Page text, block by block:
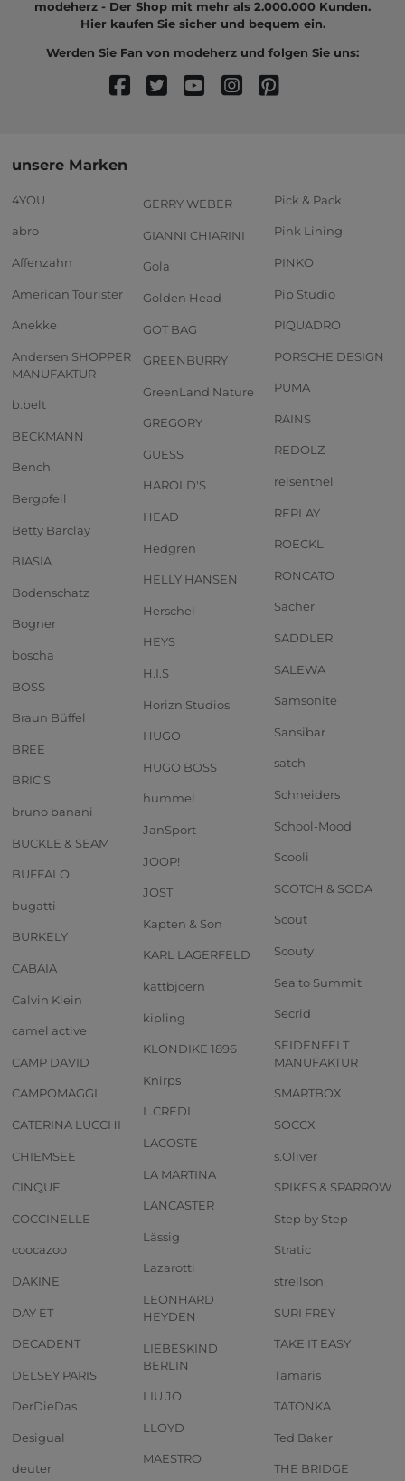
modeherz - Der Shop mit mehr als 2.000.000 Kunden.
Hier kaufen Sie sicher und bequem ein.
Werden Sie Fan von modeherz und folgen Sie uns:
unsere Marken
4YOU
abro
Affenzahn
American Tourister
Anekke
Andersen SHOPPER
MANUFAKTUR
b.belt
BECKMANN
Bench.
Bergpfeil
Betty Barclay
BIASIA
Bodenschatz
Bogner
boscha
BOSS
Braun Büffel
BREE
BRIC'S
bruno banani
BUCKLE & SEAM
BUFFALO
bugatti
BURKELY
CABAIA
Calvin Klein
camel active
CAMP DAVID
CAMPOMAGGI
CATERINA LUCCHI
CHIEMSEE
CINQUE
COCCINELLE
coocazoo
DAKINE
DAY ET
DECADENT
DELSEY PARIS
DerDieDas
Desigual
deuter
GERRY WEBER
GIANNI CHIARINI
Gola
Golden Head
GOT BAG
GREENBURRY
GreenLand Nature
GREGORY
GUESS
HAROLD'S
HEAD
Hedgren
HELLY HANSEN
Herschel
HEYS
H.I.S
Horizn Studios
HUGO
HUGO BOSS
hummel
JanSport
JOOP!
JOST
Kapten & Son
KARL LAGERFELD
kattbjoern
kipling
KLONDIKE 1896
Knirps
L.CREDI
LACOSTE
LA MARTINA
LANCASTER
Lässig
Lazarotti
LEONHARD
HEYDEN
LIEBESKIND
BERLIN
LIU JO
LLOYD
MAESTRO
Pick & Pack
Pink Lining
PINKO
Pip Studio
PIQUADRO
PORSCHE DESIGN
PUMA
RAINS
REDOLZ
reisenthel
REPLAY
ROECKL
RONCATO
Sacher
SADDLER
SALEWA
Samsonite
Sansibar
satch
Schneiders
School-Mood
Scooli
SCOTCH & SODA
Scout
Scouty
Sea to Summit
Secrid
SEIDENFELT
MANUFAKTUR
SMARTBOX
SOCCX
s.Oliver
SPIKES & SPARROW
Step by Step
Stratic
strellson
SURI FREY
TAKE IT EASY
Tamaris
TATONKA
Ted Baker
THE BRIDGE